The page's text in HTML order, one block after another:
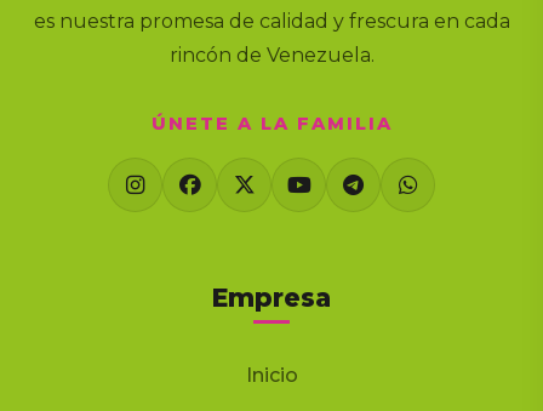
es nuestra promesa de calidad y frescura en cada
rincón de Venezuela.
ÚNETE A LA FAMILIA
Empresa
Inicio